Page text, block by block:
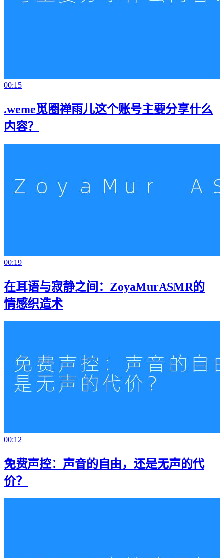
00:15
.weme觅圈禅雨儿这个账号主要分享什么
内容？
00:19
在耳语与寂静之间：ZoyaMurASMR的
情感织造术
00:12
免费声控：声音的自由，还是无声的代
价？